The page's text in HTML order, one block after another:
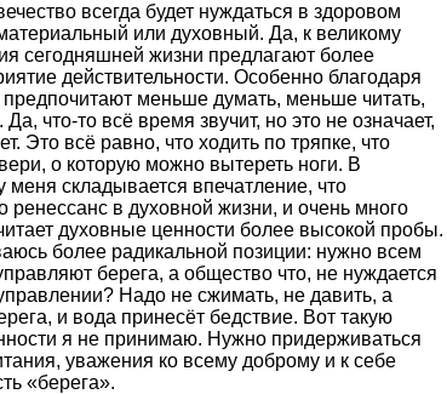
всегда будет нуждаться в здоровом
или духовный. Да, к великому
сегодняшней жизни предлагают более
действительности. Особенно благодаря
меньше думать, меньше читать,
что-то всё время звучит, но это не означает,
Это всё равно, что ходить по тряпке, что
о которую можно вытереть ноги. В
меня складывается впечатление, что
ренессанс в духовной жизни, и очень много
духовные ценности более высокой пробы.
более радикальной позиции: нужно всем
берега, а общество что, не нуждается
Надо не сжимать, не давить, а
и вода принесёт бедствие. Вот такую
я не принимаю. Нужно придерживаться
уважения ко всему доброму и к себе
«берега».